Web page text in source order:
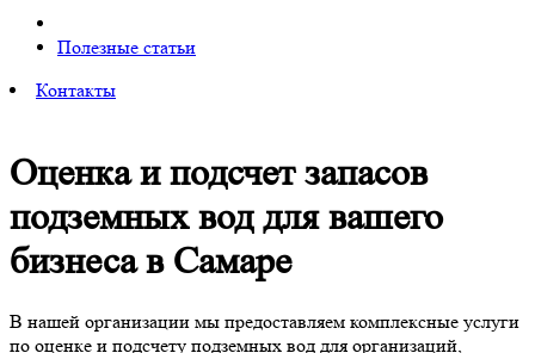
Полезные статьи
Контакты
Оценка и подсчет запасов
подземных вод для вашего
бизнеса в Самаре
В нашей организации мы предоставляем комплексные услуги
по оценке и подсчету подземных вод для организаций,